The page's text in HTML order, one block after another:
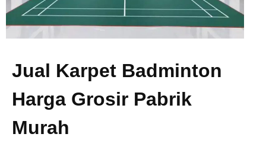
Jual Karpet Badminton
Harga Grosir Pabrik
Murah